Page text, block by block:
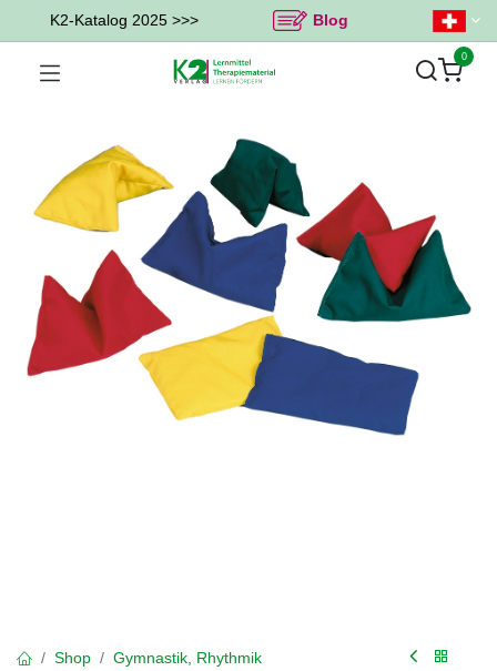
K2-Katalog 2025 >>> Blog
0
Shop
Gymnastik, Rhythmik